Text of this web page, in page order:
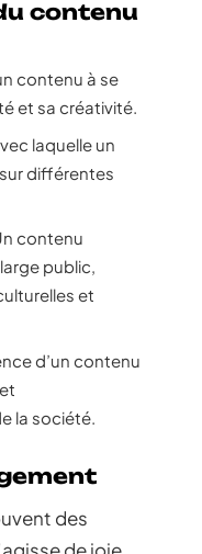
contenu
contenu à se
et sa créativité.
laquelle un
différentes
contenu
public,
et
d’un contenu
la société.
des
de joie,